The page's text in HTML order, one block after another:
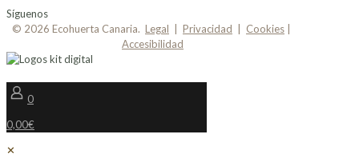
Síguenos
© 2026 Ecohuerta Canaria. Legal Privacidad Cookies
Accesibilidad
0
0,00€
✕